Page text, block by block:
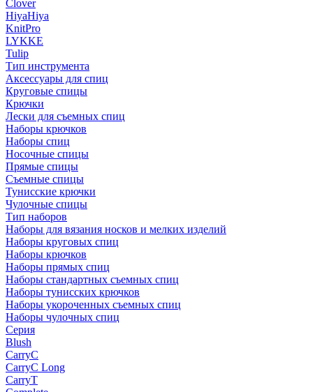
Clover
HiyaHiya
KnitPro
LYKKE
Tulip
Тип инструмента
Аксессуары для спиц
Круговые спицы
Крючки
Лески для съемных спиц
Наборы крючков
Наборы спиц
Носочные спицы
Прямые спицы
Съемные спицы
Тунисские крючки
Чулочные спицы
Тип наборов
Наборы для вязания носков и мелких изделий
Наборы круговых спиц
Наборы крючков
Наборы прямых спиц
Наборы стандартных съемных спиц
Наборы тунисских крючков
Наборы укороченных съемных спиц
Наборы чулочных спиц
Серия
Blush
CarryC
CarryC Long
CarryT